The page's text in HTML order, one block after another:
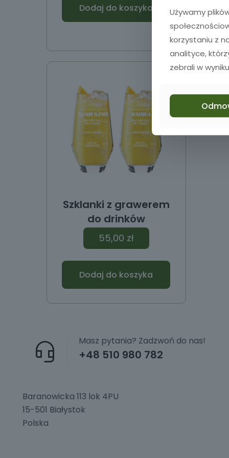
Dodaj do koszyka
Szklanki z grawerem
do drinków
55,00 zł
Dodaj do koszyka
+48 510 980 782
Masz pytania? Zadzwoń do nas!
Baranowicka 113 lok 4PU
15-501 Białystok
Polska
Używamy
korzystaniu z
analityce,
zebrali w